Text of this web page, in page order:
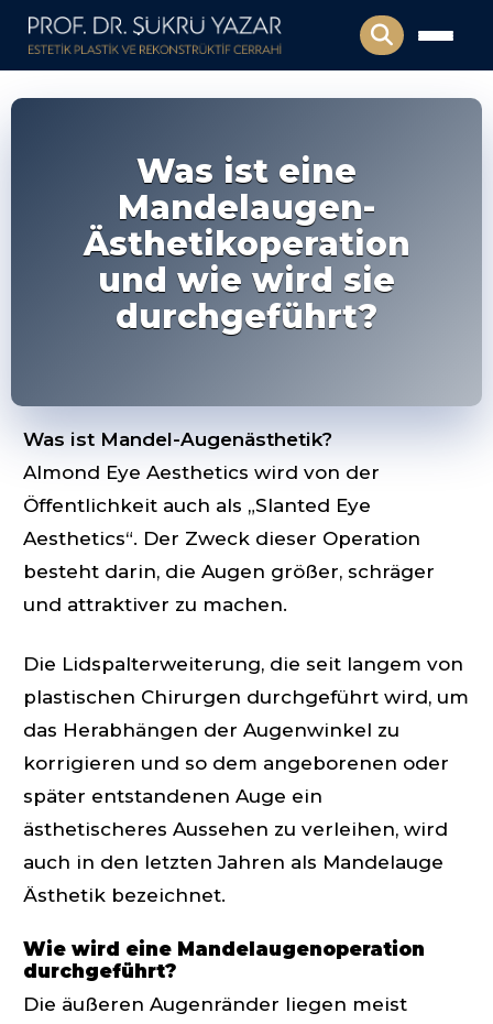
Was ist eine
Mandelaugen-
Ästhetikoperation
und wie wird sie
durchgeführt?
Was ist Mandel-Augenästhetik?
Almond Eye Aesthetics wird von der
Öffentlichkeit auch als „Slanted Eye
Aesthetics“. Der Zweck dieser Operation
besteht darin, die Augen größer, schräger
und attraktiver zu machen.
Die Lidspalterweiterung, die seit langem von
plastischen Chirurgen durchgeführt wird, um
das Herabhängen der Augenwinkel zu
korrigieren und so dem angeborenen oder
später entstandenen Auge ein
ästhetischeres Aussehen zu verleihen, wird
auch in den letzten Jahren als Mandelauge
Ästhetik bezeichnet.
Wie wird eine Mandelaugenoperation
durchgeführt?
Die äußeren Augenränder liegen meist